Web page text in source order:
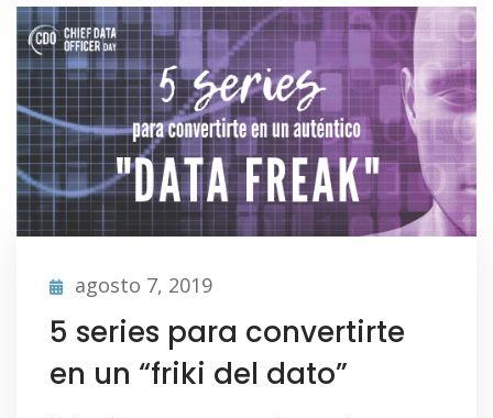
agosto 7, 2019
5 series para convertirte
en un “friki del dato”